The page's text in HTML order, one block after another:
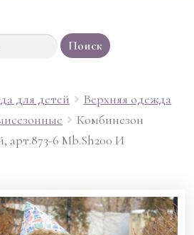
Поиск
для детей
Верхняя одежда
Комбинезон
арт.873-6 Mb.Sh200 И